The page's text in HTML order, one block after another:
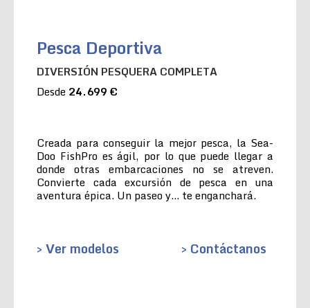
Pesca Deportiva
DIVERSIÓN PESQUERA COMPLETA
Desde 24.699 €
Creada para conseguir la mejor pesca, la Sea-
Doo FishPro es ágil, por lo que puede llegar a
donde otras embarcaciones no se atreven.
Convierte cada excursión de pesca en una
aventura épica. Un paseo y… te enganchará.
> Ver modelos > Contáctanos